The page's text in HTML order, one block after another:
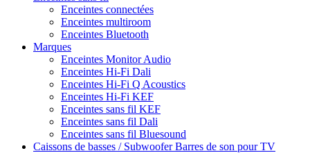
Enceintes connectées
Enceintes multiroom
Enceintes Bluetooth
Marques
Enceintes Monitor Audio
Enceintes Hi-Fi Dali
Enceintes Hi-Fi Q Acoustics
Enceintes Hi-Fi KEF
Enceintes sans fil KEF
Enceintes sans fil Dali
Enceintes sans fil Bluesound
Caissons de basses / SubwooferBarres de son pour TV